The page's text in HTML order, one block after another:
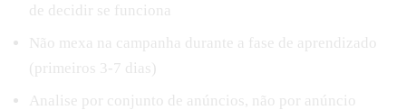
de decidir se funciona
Não mexa na campanha durante a fase de aprendizado
(primeiros 3-7 dias)
Analise por conjunto de anúncios, não por anúncio